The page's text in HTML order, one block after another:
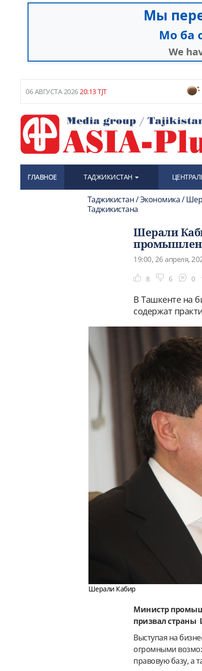
06 АВГУСТА 202620:13 TJT
ГЛАВНОЕ ТАДЖИКИСТАН
Таджикистан / Экономика /
Таджикистана
Шерали
19:00, 26 апреля,
8 6 0
В Ташкенте на
содержат
Шерали Кабир
Министр
призвал страны
Выступая на
огромными
правовую базу, а